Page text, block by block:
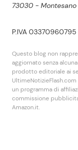
73030 - Montesano
P.IVA
Questo blog non
aggiornato senza
prodotto editoriale ai
un programma di
commissione
Amazon.it.